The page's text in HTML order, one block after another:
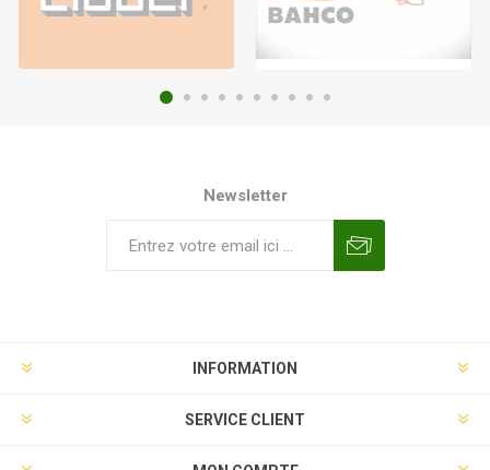
Newsletter
INFORMATION
SERVICE CLIENT